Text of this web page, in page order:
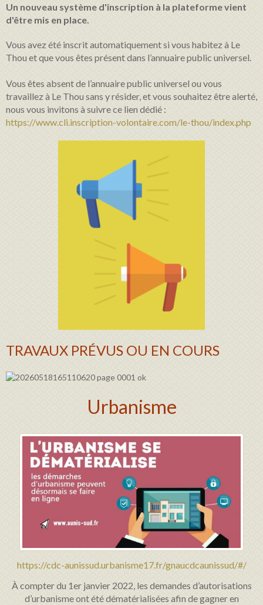
Un nouveau système d'inscription à la plateforme vient
d'être mis en place.
Vous avez été inscrit automatiquement si vous habitez à Le
Thou et que vous êtes présent dans l’annuaire public universel.
Vous êtes absent de l’annuaire public universel ou vous
travaillez à Le Thou sans y résider, et vous souhaitez être alerté,
nous vous invitons à suivre ce lien dédié :
https://www.cli.inscription-volontaire.com/le-thou/index.php
TRAVAUX PRÉVUS OU EN COURS
Urbanisme
https://cdc-aunissud.urbanisme17.fr/gnaucdcaunissud/#/
À compter du 1er janvier 2022, les demandes d’autorisations
d’urbanisme ont été dématérialisées afin de gagner en